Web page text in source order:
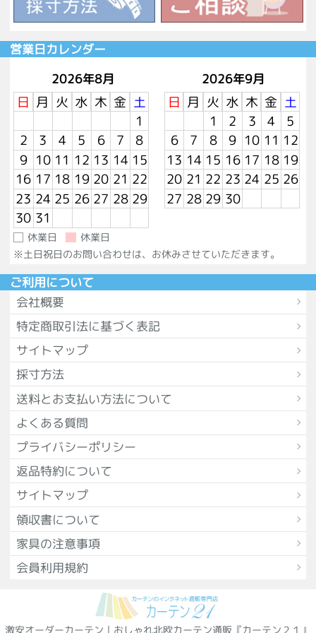
営業日カレンダー
2026年8月
日 月 火 水 木 金 土
1
2
3 4 5 6 7
8
9 10 11 12 13 14 15
16 17 18 19 20 21 22
23 24 25 26 27 28 29
30 31
2026年9月
日 月 火 水 木 金 土
1
2 3 4
5
6
7 8 9 10 11 12
13 14 15 16 17 18 19
20 21 22 23 24 25 26
27 28 29 30
休業日
休業日
※土日祝日のお問い合わせは、お休みさせていただきます。
ご利用について
会社概要
特定商取引法に基づく表記
サイトマップ
採寸方法
送料とお支払い方法について
よくある質問
プライバシーポリシー
返品特約について
サイトマップ
領収書について
家具の注意事項
会員利用規約
激安オーダーカーテン｜おしゃれ北欧カーテン通販『カーテン２１』